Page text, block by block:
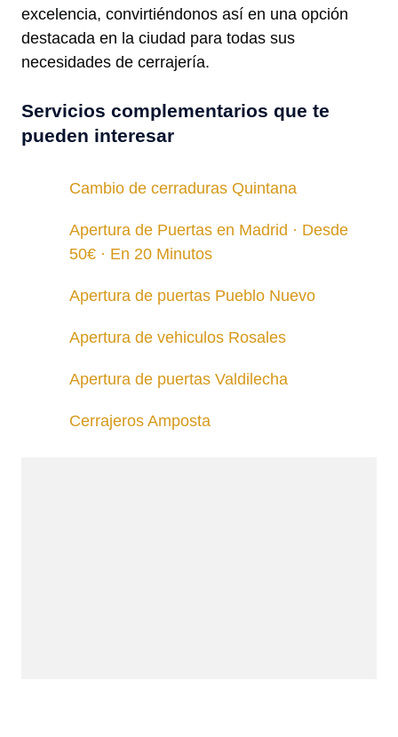
excelencia, convirtiéndonos así en una opción
destacada en la ciudad para todas sus
necesidades de cerrajería.
Servicios complementarios que te
pueden interesar
Cambio de cerraduras Quintana
Apertura de Puertas en Madrid · Desde
50€ · En 20 Minutos
Apertura de puertas Pueblo Nuevo
Apertura de vehiculos Rosales
Apertura de puertas Valdilecha
Cerrajeros Amposta